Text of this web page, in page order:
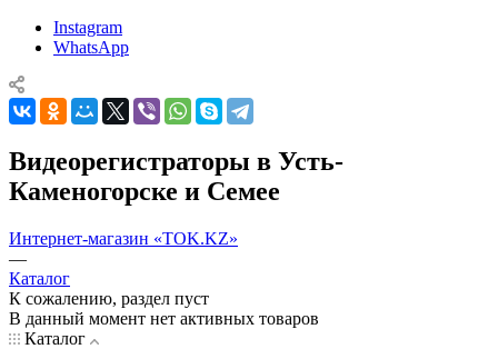
Instagram
WhatsApp
Видеорегистраторы в Усть-
Каменогорске и Семее
Интернет-магазин «TOK.KZ»
—
Каталог
К сожалению, раздел пуст
В данный момент нет активных товаров
Каталог